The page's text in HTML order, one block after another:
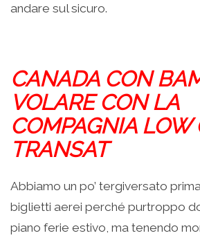
andare sul sicuro.
CANADA CON
VOLARE CON LA
COMPAGNIA LOW
TRANSAT
Abbiamo un po’ tergiversato
biglietti aerei perché purtroppo
piano ferie estivo, ma tenendo